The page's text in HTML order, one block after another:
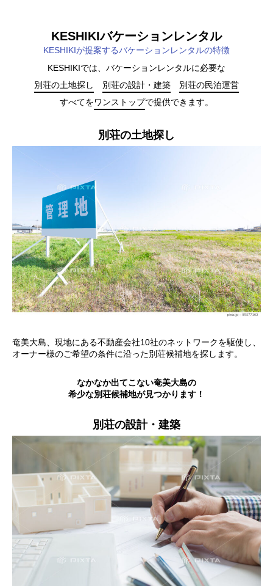
KESHIKIバケーションレンタル
KESHIKIが提案するバケーションレンタルの特徴
KESHIKIでは、バケーションレンタルに必要な
別荘の土地探し
別荘の設計・建築
別荘の民泊運営
すべてをワンストップで提供できます。
別荘の土地探し
奄美大島、現地にある不動産会社10社のネットワークを駆使し、
オーナー様のご希望の条件に沿った別荘候補地を探します。
なかなか出てこない奄美大島の
希少な別荘候補地が見つかります！
別荘の設計・建築